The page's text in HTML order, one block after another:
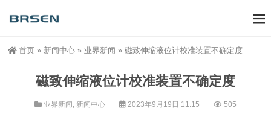
首页 » 新闻中心 » 业界新闻 » 磁致伸缩液位计校准装置不确定度
磁致伸缩液位计校准装置不确定度
业界新闻 , 新闻中心 2023年9月19日 11:15 505